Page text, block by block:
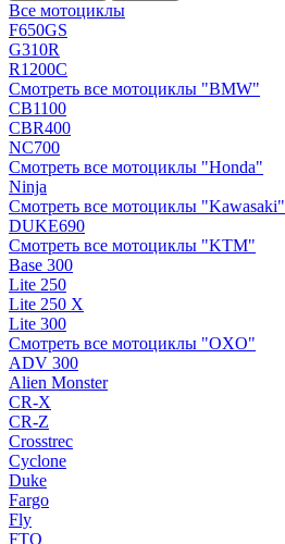
Все мотоциклы
F650GS
G310R
R1200C
Смотреть все мотоциклы "BMW"
CB1100
CBR400
NC700
Смотреть все мотоциклы "Honda"
Ninja
Смотреть все мотоциклы "Kawasaki"
DUKE690
Смотреть все мотоциклы "KTM"
Base 300
Lite 250
Lite 250 X
Lite 300
Смотреть все мотоциклы "OXO"
ADV 300
Alien Monster
CR-X
CR-Z
Crosstrec
Cyclone
Duke
Fargo
Fly
FTO